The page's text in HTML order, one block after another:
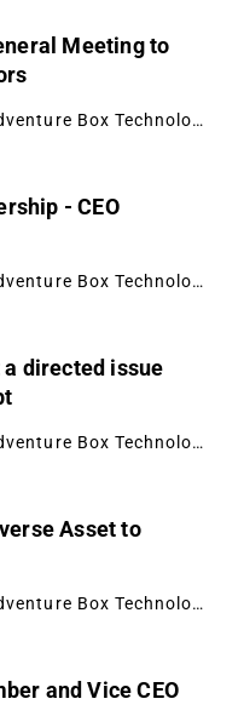
Meeting to
Adventure Box Technology
- CEO
Adventure Box Technology
directed issue
Adventure Box Technology
Asset to
Adventure Box Technology
and Vice CEO